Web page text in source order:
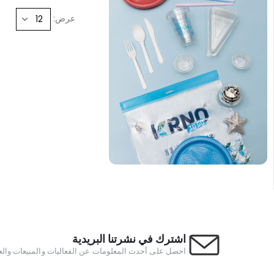
عرض:
اشترك في نشرتنا البريدية
احصل على أحدث المعلومات عن الفعاليات والمبيعات